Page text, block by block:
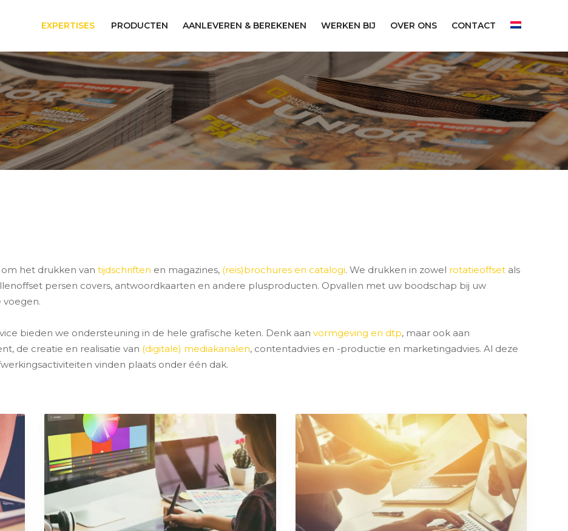
EXPERTISES PRODUCTEN AANLEVEREN & BEREKENEN WERKEN BIJ OVER ONS CONTACT
om het drukken van tijdschriften en magazines, (reis)brochures en catalogi. We drukken in zowel rotatieoffset als
persen covers, antwoordkaarten en andere plusproducten. Opvallen met uw boodschap bij uw
bieden we ondersteuning in de hele grafische keten. Denk aan vormgeving en dtp, maar ook aan
de creatie en realisatie van (digitale) mediakanalen, contentadvies en -productie en marketingadvies. Al deze
vinden plaats onder één dak.